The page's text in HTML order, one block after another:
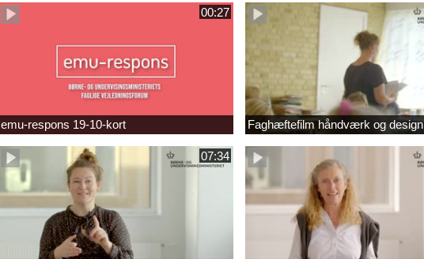
00:27
emu-respons 19-10-kort Faghæftefilm håndværk og design
07:34